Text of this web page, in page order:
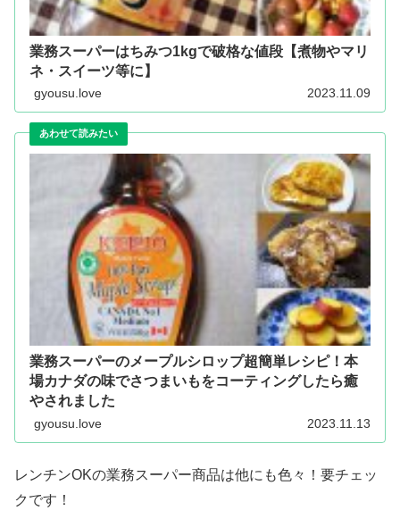
業務スーパーはちみつ1kgで破格な値段【煮物やマリ
ネ・スイーツ等に】
gyousu.love 2023.11.09
業務スーパーのメープルシロップ超簡単レシピ！本
場カナダの味でさつまいもをコーティングしたら癒
やされました
gyousu.love 2023.11.13
レンチンOKの業務スーパー商品は他にも色々！要チェッ
クです！